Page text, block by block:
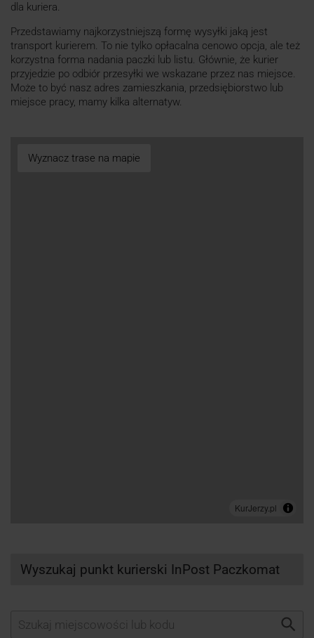
dla kuriera.
Przedstawiamy najkorzystniejszą formę wysyłki jaką jest
transport kurierem. To nie tylko opłacalna cenowo opcja, ale też
korzystna forma nadania paczki lub listu. Głównie, że kurier
przyjedzie po odbiór przesyłki we wskazane przez nas miejsce.
Może to być nasz adres zamieszkania, przedsiębiorstwo lub
miejsce pracy, mamy kilka alternatyw.
Wyznacz trase na mapie
Wyszukaj punkt kurierski InPost Paczkomat